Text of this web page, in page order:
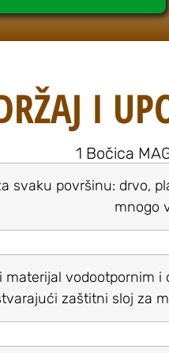
I
1 Bočica
svaku površinu: drvo,
mnogo
materijal vodootpornim
zaštitni sloj za